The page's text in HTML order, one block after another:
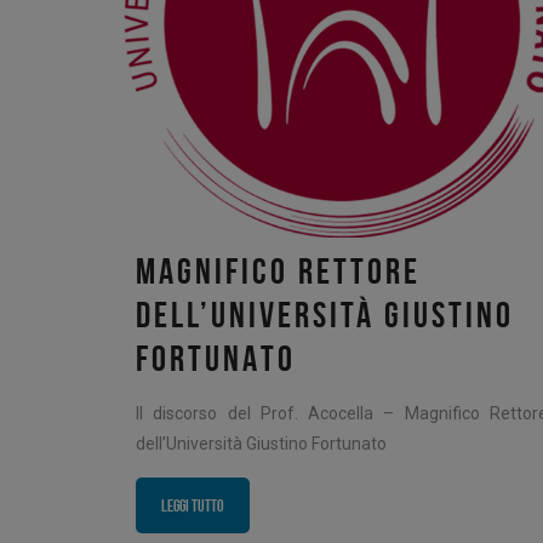
MAGNIFICO RETTORE
DELL’UNIVERSITÀ GIUSTINO
FORTUNATO
Il discorso del Prof. Acocella – Magnifico
dell’Università Giustino Fortunato
Leggi tutto